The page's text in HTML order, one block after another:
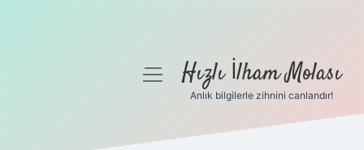
menüyüHızlı İlham Molası
Anlık bilgilerle zihnini canlandır!